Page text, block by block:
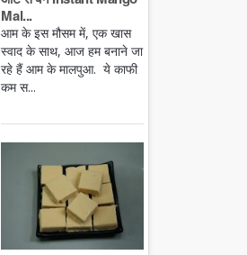
Mal...
आम के इस मौसम में, एक खास
स्वाद के साथ, आज हम बनाने जा
रहे हैं आम के मालपुआ. ये काफी
कम स...